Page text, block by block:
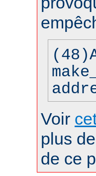
Voir
plus
de ce